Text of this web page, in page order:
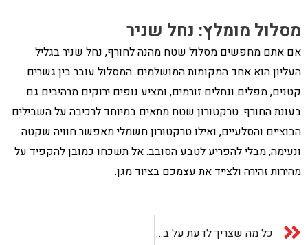
מסלול מומלץ: נחל שניר
אם אתם מחפשים מסלול שטח מהנה לחורף, נחל שניר בגליל
העליון הוא אחד המקומות המושלמים. המסלול עובר בין גשרים
קטנים, מפלים ונחלים זורמים, ומציע נופים ירוקים מרהיבים גם
בעונת החורף. טרקטורון שטח מתאים במיוחד לרכיבה על השבילים
הבוציים והסלעיים, ואילו טרקטורון חשמלי מאפשר חוויה שקטה
ונעימה, מבלי להפריע לטבע הסובב. אל תשכחו כמובן להקפיד על
מהירות זהירה ולצייד את עצמכם בציוד מגן.
כל מה שצריך לדעת על ביטוח טרקטורון